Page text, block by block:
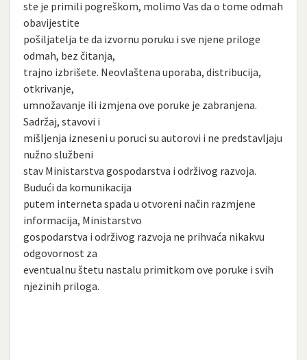
ste je primili pogreškom, molimo Vas da o tome odmah
obavijestite
pošiljatelja te da izvornu poruku i sve njene priloge
odmah, bez čitanja,
trajno izbrišete. Neovlaštena uporaba, distribucija,
otkrivanje,
umnožavanje ili izmjena ove poruke je zabranjena.
Sadržaj, stavovi i
mišljenja izneseni u poruci su autorovi i ne predstavljaju
nužno službeni
stav Ministarstva gospodarstva i održivog razvoja.
Budući da komunikacija
putem interneta spada u otvoreni način razmjene
informacija, Ministarstvo
gospodarstva i održivog razvoja ne prihvaća nikakvu
odgovornost za
eventualnu štetu nastalu primitkom ove poruke i svih
njezinih priloga.